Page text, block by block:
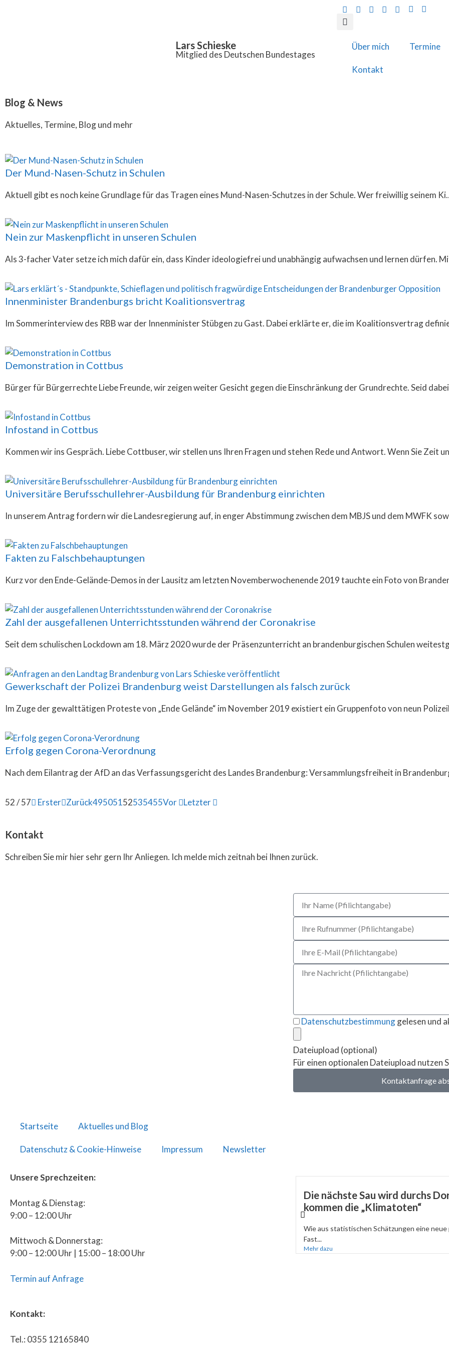
Lars Schieske
Mitglied des Deutschen Bundestages
Über mich Termine
Kontakt
Blog & News
Aktuelles, Termine, Blog und mehr
Der Mund-Nasen-Schutz in Schulen
Aktuell gibt es noch keine Grundlage für das Tragen eines Mund-Nasen-Schutzes in der Schule. Wer freiwillig seinem
Nein zur Maskenpflicht in unseren Schulen
Als 3-facher Vater setze ich mich dafür ein, dass Kinder ideologiefrei und unabhängig aufwachsen und lernen dürfen.
Innenminister Brandenburgs bricht Koalitionsvertrag
Im Sommerinterview des RBB war der Innenminister Stübgen zu Gast. Dabei erklärte er, die im Koalitionsvertrag
Demonstration in Cottbus
Bürger für Bürgerrechte Liebe Freunde, wir zeigen weiter Gesicht gegen die Einschränkung der Grundrechte. Seid
Infostand in Cottbus
Kommen wir ins Gespräch. Liebe Cottbuser, wir stellen uns Ihren Fragen und stehen Rede und Antwort. Wenn Sie Zeit
Universitäre Berufsschullehrer-Ausbildung für Brandenburg einrichten
In unserem Antrag fordern wir die Landesregierung auf, in enger Abstimmung zwischen dem MBJS und dem MWFK
Fakten zu Falschbehauptungen
Kurz vor den Ende-Gelände-Demos in der Lausitz am letzten Novemberwochenende 2019 tauchte ein Foto von
Zahl der ausgefallenen Unterrichtsstunden während der Coronakrise
Seit dem schulischen Lockdown am 18. März 2020 wurde der Präsenzunterricht an brandenburgischen Schulen
Gewerkschaft der Polizei Brandenburg weist Darstellungen als falsch zurück
Im Zuge der gewalttätigen Proteste von „Ende Gelände“ im November 2019 existiert ein Gruppenfoto von neun
Erfolg gegen Corona-Verordnung
Nach dem Eilantrag der AfD an das Verfassungsgericht des Landes Brandenburg: Versammlungsfreiheit in
52 / 57 Erster Zurück49505152535455Vor Letzter
Kontakt
Schreiben Sie mir hier sehr gern Ihr Anliegen. Ich melde mich zeitnah bei Ihnen zurück.
Datenschutzbestimmunggelesen und
Dateiupload (optional)
Für einen optionalen Dateiupload nutzen
Kontaktanfrage
Startseite Aktuelles und Blog
Datenschutz & Cookie-Hinweise Impressum Newsletter
Unsere Sprechzeiten:
Montag & Dienstag:
9:00 – 12:00 Uhr
Mittwoch & Donnerstag:
9:00 – 12:00 Uhr | 15:00 – 18:00 Uhr
Termin auf Anfrage
Kontakt:
Tel.: 0355 12165840
Die nächste Sau wird durchs
kommen die „Klimatoten“
Wie aus statistischen Schätzungen eine
Fast...
Mehr dazu